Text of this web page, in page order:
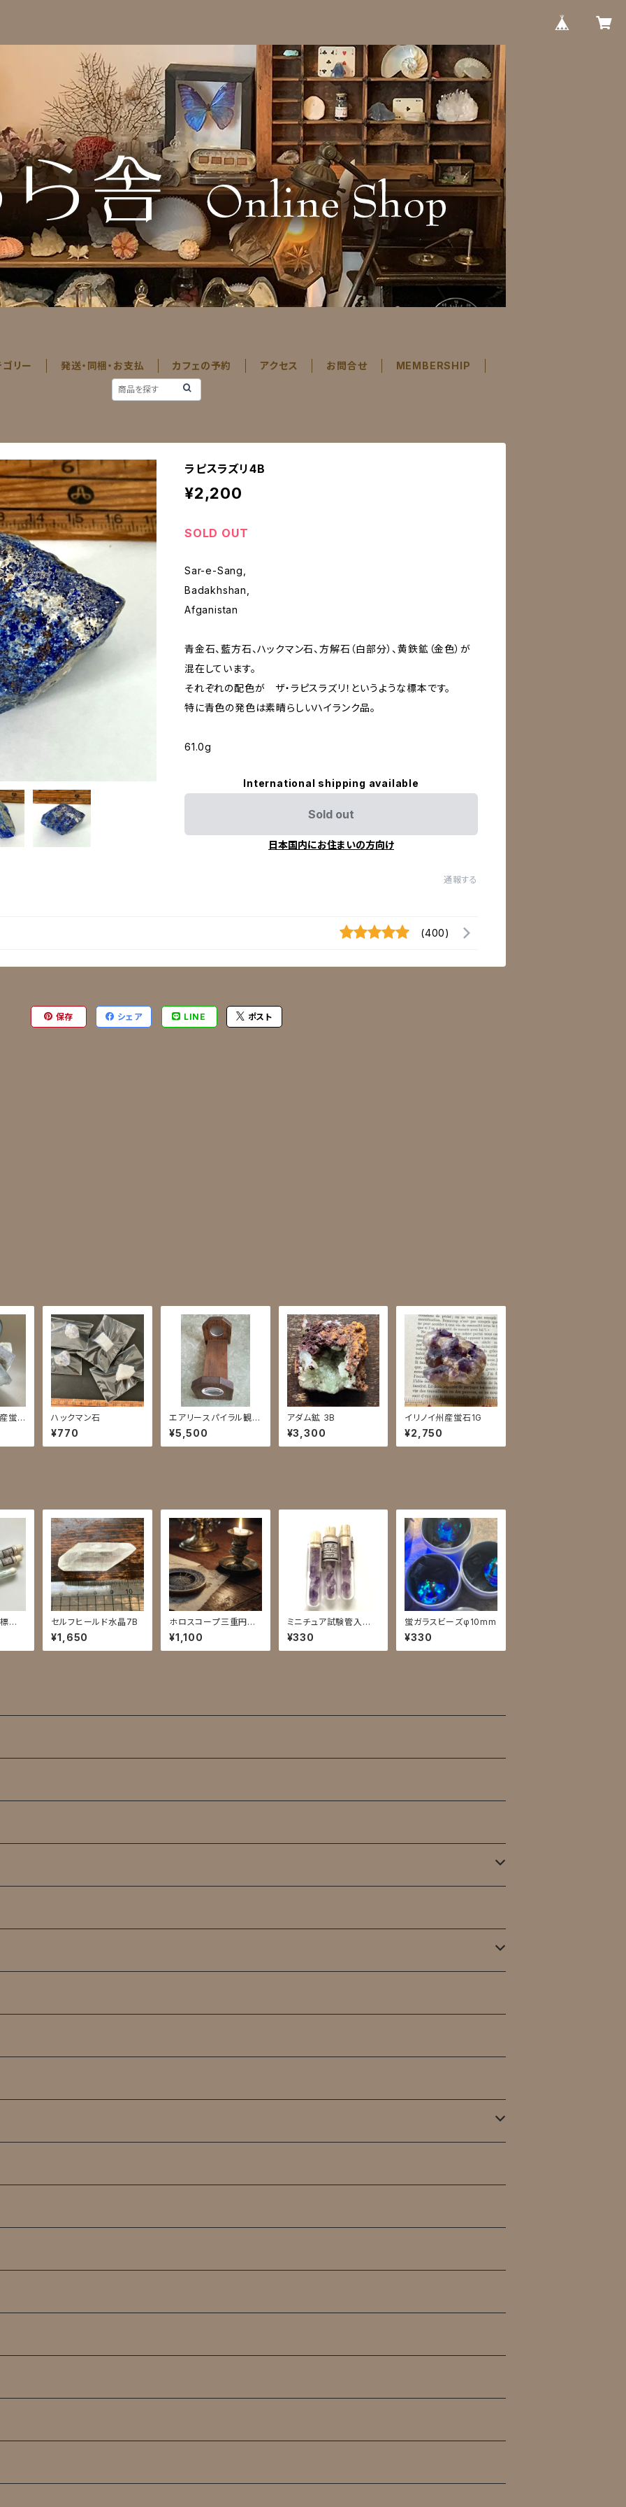
ゴリー 発送・同梱・お支払 カフェの予約 アクセス お問合せ MEMBERSHIP
ラピスラズリ4B
¥2,200
SOLD OUT
Sar-e-Sang,
Badakhshan,
Afganistan
青金石、藍方石、ハックマン石、方解石（白部分）、黄鉄鉱（金色）が
混在しています。
それぞれの配色が ザ・ラピスラズリ！というような標本です。
特に青色の発色は素晴らしいハイランク品。
61.0g
International shipping available
Sold out
日本国内にお住まいの方向け
通報する
(400)
保存 シェア LINE ポスト
蛍 ハックマン石
¥770
エアリースパイラル観察
機
¥5,500
アダム鉱 3B
¥3,300
イリノイ州産蛍石1G
¥2,750
本 セルフヒールド水晶7B
¥1,650
ホロスコープ三重円リ
ーディング
¥1,100
ミニチュア試験管入標
本／紫水晶結晶
¥330
蛍ガラスビーズφ10mm
¥330